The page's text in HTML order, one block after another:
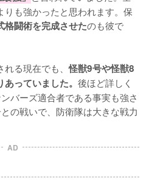
も強かったと思われます。保
格闘術を完成させたのも彼で
れる現在でも、怪獣9号や怪獣8
っていました。 後ほど詳しく
バーズ適合者である事実も強さ
の戦いで、防衛隊は大きな戦力
AD